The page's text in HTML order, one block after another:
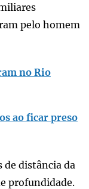
pelo homem
no Rio
ao ficar preso
de distância da
profundidade.